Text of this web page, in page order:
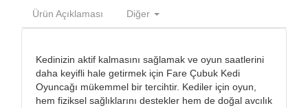
Ürün Açıklaması Diğer
Kedinizin aktif kalmasını sağlamak ve oyun saatlerini
daha keyifli hale getirmek için Fare Çubuk Kedi
Oyuncağı mükemmel bir tercihtir. Kediler için oyun,
hem fiziksel sağlıklarını destekler hem de doğal avcılık